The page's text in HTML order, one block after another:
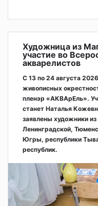
Художница из
участие во
акварелистов
С 13 по 24 августа
живописных
пленэр «АКВАрЕль».
станет Наталья
заявлены художники
Ленинградской,
Югры, республики
республик.